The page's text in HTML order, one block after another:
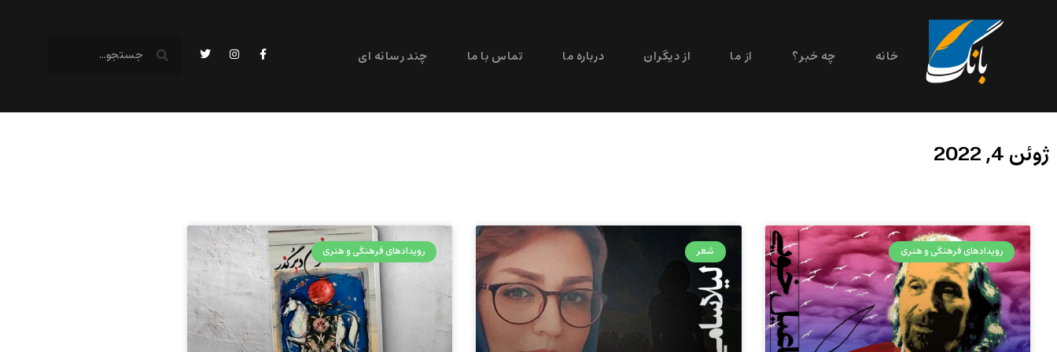
خانه چه خبر؟ از ما از دیگران درباره ما تماس با ما چند رسانه ای
ژوئن 4, 2022
رویدادهای فرهنگی و هنری شعر رویدادهای فرهنگی و هنری